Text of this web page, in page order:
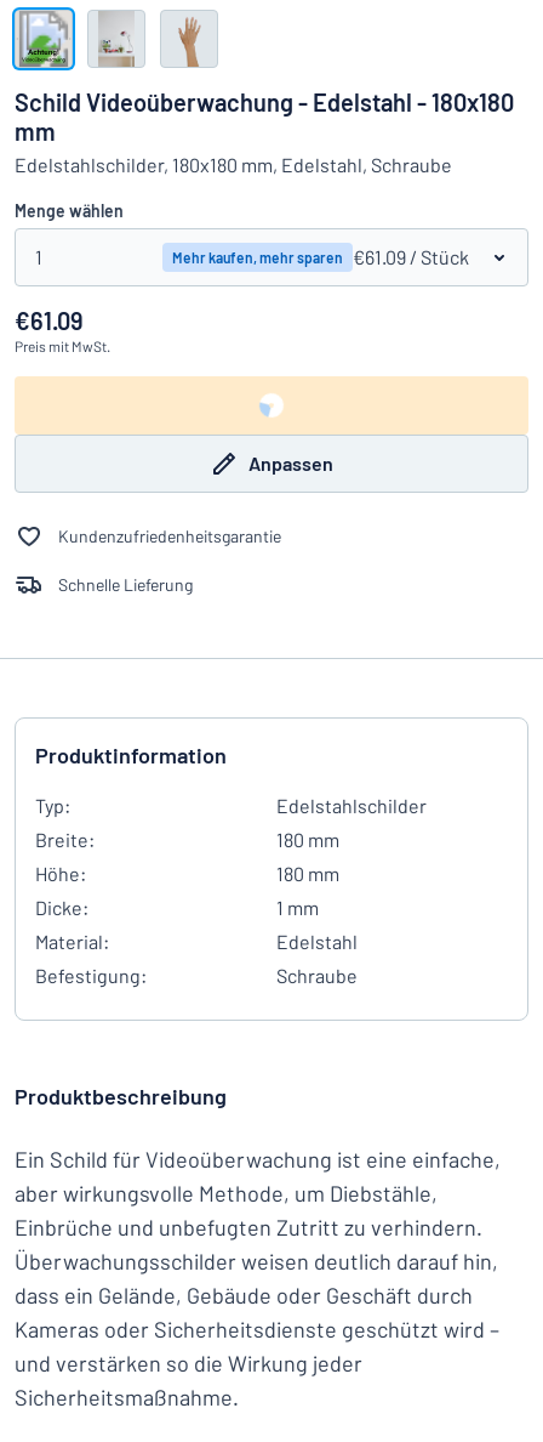
Das Gesuchte nicht gefunden?
Alle Kategorien anzeigen
Einloggen
Schild Videoüberwachung - Edelstahl - 180x180
mm
Edelstahlschilder, 180x180 mm, Edelstahl, Schraube
Menge wählen
1 Mehr kaufen, mehr sparen €61.09 / Stück
€61.09
Preis mit MwSt.
Anpassen
Kundenzufriedenheitsgarantie
Schnelle Lieferung
Produktinformation
Typ:
Edelstahlschilder
Breite:
180 mm
Höhe:
180 mm
Dicke:
1 mm
Material:
Edelstahl
Befestigung:
Schraube
Produktbeschreibung
Ein Schild für Videoüberwachung ist eine einfache,
aber wirkungsvolle Methode, um Diebstähle,
Einbrüche und unbefugten Zutritt zu verhindern.
Überwachungsschilder weisen deutlich darauf hin,
dass ein Gelände, Gebäude oder Geschäft durch
Kameras oder Sicherheitsdienste geschützt wird –
und verstärken so die Wirkung jeder
Sicherheitsmaßnahme.